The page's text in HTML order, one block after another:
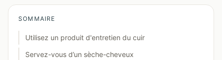
SOMMAIRE
Utilisez un produit d'entretien du cuir
Servez-vous d’un sèche-cheveux